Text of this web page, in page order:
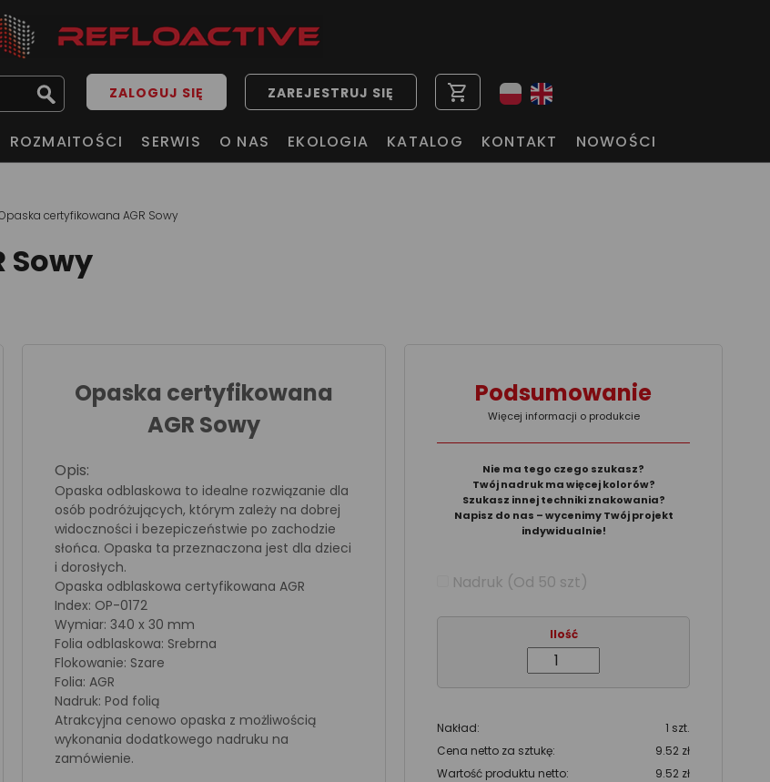
ZALOGUJ SIĘ ZAREJESTRUJ SIĘ shopping_cart
ROZMAITOŚCI SERWIS O NAS EKOLOGIA KATALOG KONTAKT NOWOŚCI
certyfikowana AGR Sowy
Sowy
Opaska certyfikowana
AGR Sowy
Opis:
Opaska odblaskowa to idealne rozwiązanie dla
osób podróżujących, którym zależy na dobrej
widoczności i bezepiczeństwie po zachodzie
słońca. Opaska ta przeznaczona jest dla dzieci
i dorosłych.
Opaska odblaskowa certyfikowana AGR
Index: OP-0172
Wymiar: 340 x 30 mm
Folia odblaskowa: Srebrna
Flokowanie: Szare
Folia: AGR
Nadruk: Pod folią
Atrakcyjna cenowo opaska z możliwością
wykonania dodatkowego nadruku na
zamówienie.
Podsumowanie
Więcej informacji o produkcie
Nie ma tego czego szukasz?
Twój nadruk ma więcej kolorów?
Szukasz innej techniki znakowania?
Napisz do nas – wycenimy Twój projekt
indywidualnie!
Nadruk (Od 50 szt)
Ilość
Nakład:
1 szt.
Cena netto za sztukę:
9.52 zł
Wartość produktu netto:
9.52 zł